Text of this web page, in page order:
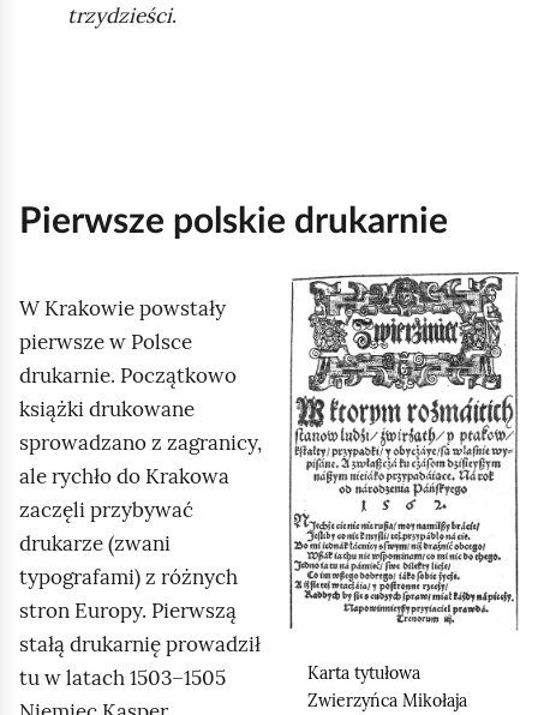
trzydzieści.
Pierwsze polskie drukarnie
K
l
i
k
n
i
j
,
a
b
y
Karta tytułowa
Zwierzyńca Mikołaja
W Krakowie powstały
pierwsze w Polsce
drukarnie. Początkowo
książki drukowane
sprowadzano z zagranicy,
ale rychło do Krakowa
zaczęli przybywać
drukarze (zwani
typografami) z różnych
stron Europy. Pierwszą
stałą drukarnię prowadził
tu w latach 1503–1505